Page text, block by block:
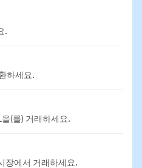
.
하세요.
(를) 거래하세요.
장에서 거래하세요.